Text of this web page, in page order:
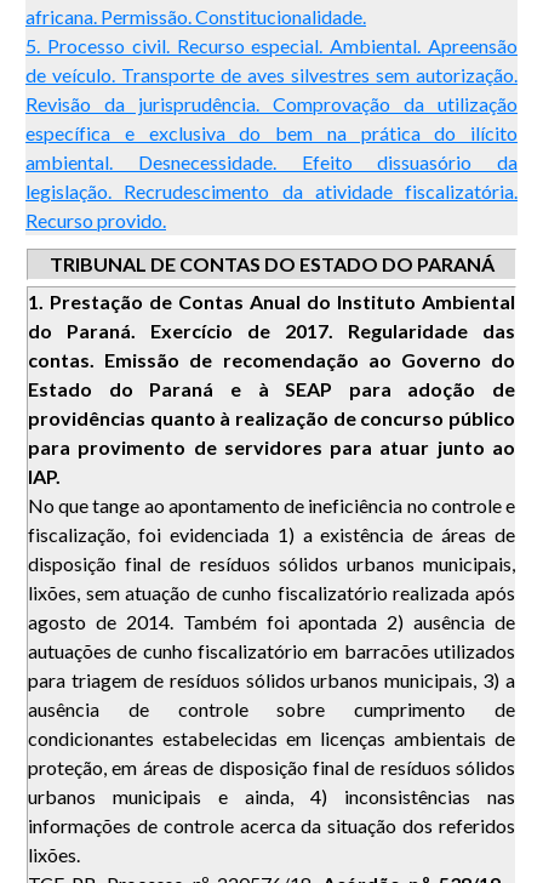
africana. Permissão. Constitucionalidade.
5. Processo civil. Recurso especial. Ambiental. Apreensão
de veículo. Transporte de aves silvestres sem autorização.
Revisão da jurisprudência. Comprovação da utilização
específica e exclusiva do bem na prática do ilícito
ambiental. Desnecessidade. Efeito dissuasório da
legislação. Recrudescimento da atividade fiscalizatória.
Recurso provido.
TRIBUNAL DE CONTAS DO ESTADO DO PARANÁ
1. Prestação de Contas Anual do Instituto Ambiental
do Paraná. Exercício de 2017. Regularidade das
contas. Emissão de recomendação ao Governo do
Estado do Paraná e à SEAP para adoção de
providências quanto à realização de concurso público
para provimento de servidores para atuar junto ao
IAP.
No que tange ao apontamento de ineficiência no controle e
fiscalização, foi evidenciada 1) a existência de áreas de
disposição final de resíduos sólidos urbanos municipais,
lixões, sem atuação de cunho fiscalizatório realizada após
agosto de 2014. Também foi apontada 2) ausência de
autuações de cunho fiscalizatório em barracões utilizados
para triagem de resíduos sólidos urbanos municipais, 3) a
ausência de controle sobre cumprimento de
condicionantes estabelecidas em licenças ambientais de
proteção, em áreas de disposição final de resíduos sólidos
urbanos municipais e ainda, 4) inconsistências nas
informações de controle acerca da situação dos referidos
lixões.